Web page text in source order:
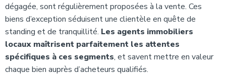
dégagée, sont régulièrement proposées à la vente. Ces
biens d’exception séduisent une clientèle en quête de
standing et de tranquillité. Les agents immobiliers
locaux maîtrisent parfaitement les attentes
spécifiques à ces segments, et savent mettre en valeur
chaque bien auprès d’acheteurs qualifiés.